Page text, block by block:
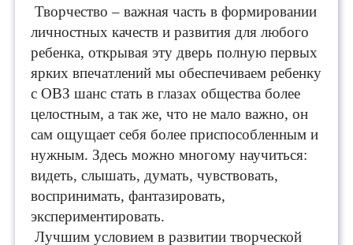
Творчество – важная часть в формировании
личностных качеств и развития для любого
ребенка, открывая эту дверь полную первых
ярких впечатлений мы обеспечиваем ребенку
с ОВЗ шанс стать в глазах общества более
целостным, а так же, что не мало важно, он
сам ощущает себя более приспособленным и
нужным. Здесь можно многому научиться:
видеть, слышать, думать, чувствовать,
воспринимать, фантазировать,
экспериментировать.
Лучшим условием в развитии творческой